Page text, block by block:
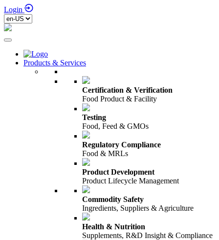
Login
Products & Services
Certification & Verification
Food Product & Facility
Testing
Food, Feed & GMOs
Regulatory Compliance
Food & MRLs
Product Development
Product Lifecycle Management
Commodity Safety
Ingredients, Suppliers & Agriculture
Health & Nutrition
Supplements, R&D Insight & Compliance